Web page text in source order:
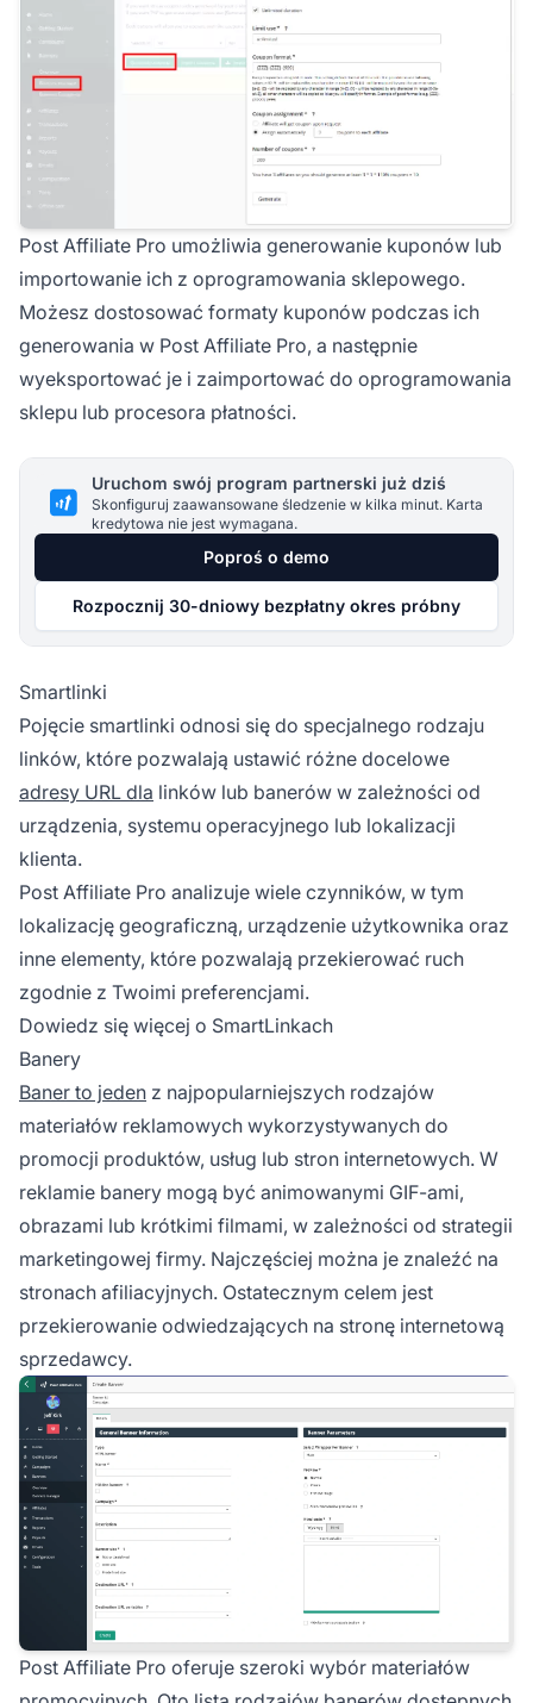
Post Affiliate Pro umożliwia generowanie kuponów lub
importowanie ich z oprogramowania sklepowego.
Możesz dostosować formaty kuponów podczas ich
generowania w Post Affiliate Pro, a następnie
wyeksportować je i zaimportować do oprogramowania
sklepu lub procesora płatności.
Uruchom swój program partnerski już dziś
Skonfiguruj zaawansowane śledzenie w kilka minut. Karta
kredytowa nie jest wymagana.
Poproś o demo
Rozpocznij 30-dniowy bezpłatny okres próbny
Smartlinki
Pojęcie smartlinki odnosi się do specjalnego rodzaju
linków, które pozwalają ustawić różne docelowe
adresy URL dla linków lub banerów w zależności od
urządzenia, systemu operacyjnego lub lokalizacji
klienta.
Post Affiliate Pro analizuje wiele czynników, w tym
lokalizację geograficzną, urządzenie użytkownika oraz
inne elementy, które pozwalają przekierować ruch
zgodnie z Twoimi preferencjami.
Dowiedz się więcej o SmartLinkach
Banery
Baner to jeden z najpopularniejszych rodzajów
materiałów reklamowych wykorzystywanych do
promocji produktów, usług lub stron internetowych. W
reklamie banery mogą być animowanymi GIF-ami,
obrazami lub krótkimi filmami, w zależności od strategii
marketingowej firmy. Najczęściej można je znaleźć na
stronach afiliacyjnych. Ostatecznym celem jest
przekierowanie odwiedzających na stronę internetową
sprzedawcy.
Post Affiliate Pro oferuje szeroki wybór materiałów